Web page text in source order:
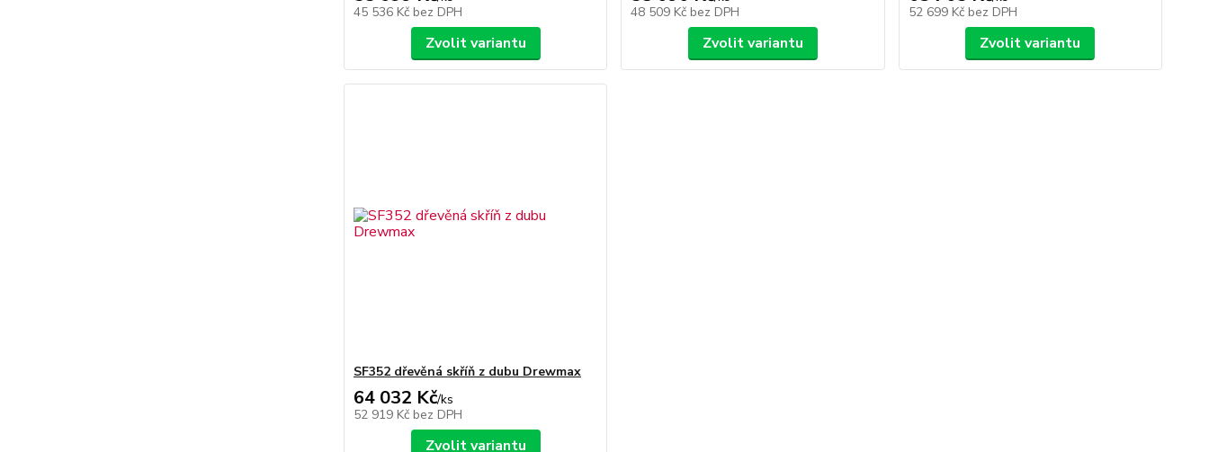
45 536 Kč bez DPH
Zvolit variantu
48 509 Kč bez DPH
Zvolit variantu
52 699 Kč bez DPH
Zvolit variantu
SF352 dřevěná skříň z dubu Drewmax
64 032 Kč/ks
52 919 Kč bez DPH
Zvolit variantu